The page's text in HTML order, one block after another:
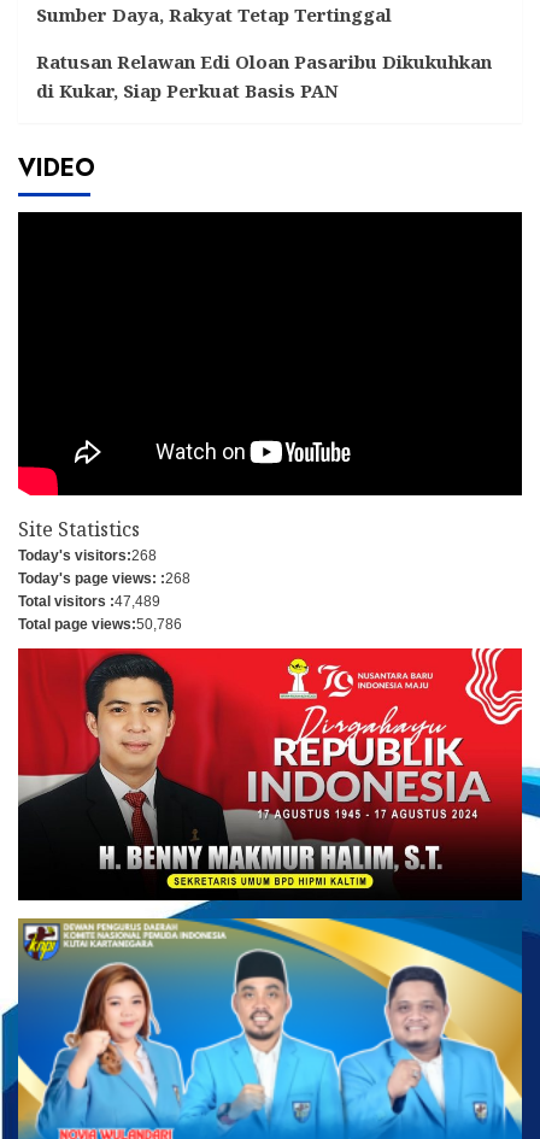
Sumber Daya, Rakyat Tetap Tertinggal
Ratusan Relawan Edi Oloan Pasaribu Dikukuhkan
di Kukar, Siap Perkuat Basis PAN
VIDEO
Site Statistics
Today's visitors:268
Today's page views: :268
Total visitors :47,489
Total page views:50,786